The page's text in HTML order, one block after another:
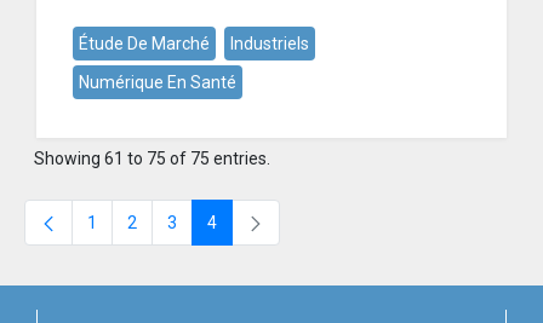
Étude De Marché
Industriels
Numérique En Santé
Showing 61 to 75 of 75 entries.
Page
1 Page
2 Page
3 Page
4